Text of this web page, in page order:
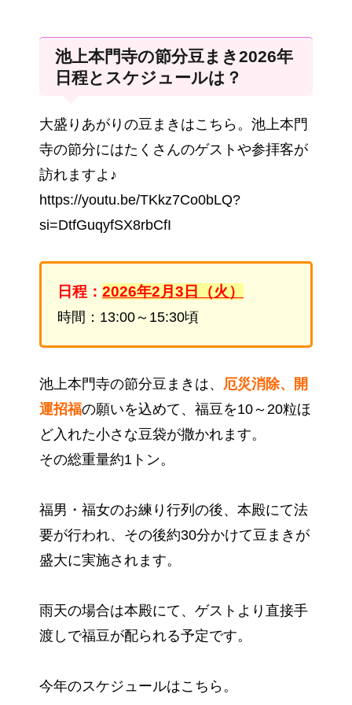
池上本門寺の節分豆まき2026年
日程とスケジュールは？
大盛りあがりの豆まきはこちら。池上本門
寺の節分にはたくさんのゲストや参拝客が
訪れますよ♪
https://youtu.be/TKkz7Co0bLQ?
si=DtfGuqyfSX8rbCfI
日程： 2026年2月3日（火）
時間：13:00～15:30頃
池上本門寺の節分豆まきは、 厄災消除、開
運招福の願いを込めて、福豆を10～20粒ほ
ど入れた小さな豆袋が撒かれます。
その総重量約1トン。
福男・福女のお練り行列の後、本殿にて法
要が行われ、その後約30分かけて豆まきが
盛大に実施されます。
雨天の場合は本殿にて、ゲストより直接手
渡しで福豆が配られる予定です。
今年のスケジュールはこちら。